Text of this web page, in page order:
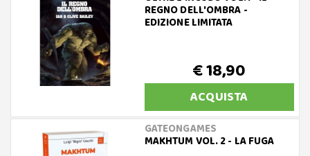
REGNO DELL'OMBRA -
EDIZIONE LIMITATA
€ 18,90
ACQUISTA
GATEONGAMES
MAKHTUM VOL. 2 - LA FUGA